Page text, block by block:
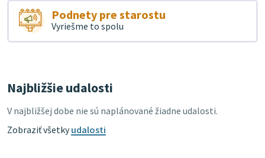
Podnety pre starostu
Vyriešme to spolu
Najbližšie udalosti
V najbližšej dobe nie sú naplánované žiadne udalosti.
Zobraziť všetkyudalosti